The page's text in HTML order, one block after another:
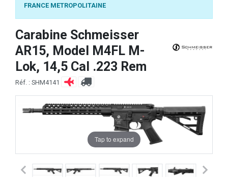
FRANCE METROPOLITAINE
Carabine Schmeisser
AR15, Model M4FL M-
Lok, 14,5 Cal .223 Rem
Réf. : SHM4141
Tap to expand